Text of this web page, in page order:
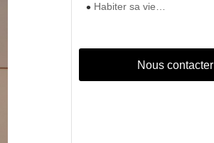
Habiter sa vie…
Nous contacter